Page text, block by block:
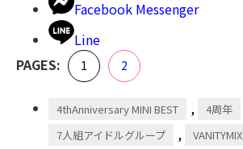
Facebook Messenger
Line
PAGES:
Page
1 Page
2
4thAnniversary MINI BEST , 4周年
7人組アイドルグループ , VANITYMIX